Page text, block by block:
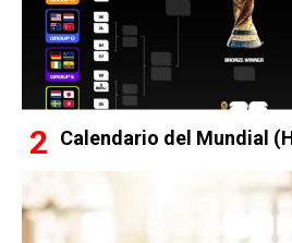
Calendario del Mundial